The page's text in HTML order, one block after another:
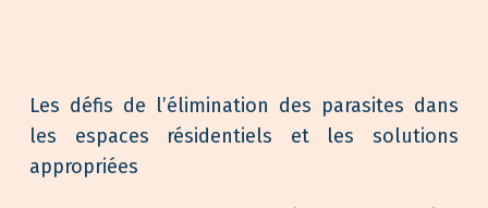
Les défis de l’élimination des parasites dans
les espaces résidentiels et les solutions
appropriées